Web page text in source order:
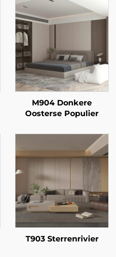
M904 Donkere
Oosterse Populier
T903 Sterrenrivier